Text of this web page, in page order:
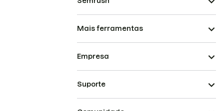
Mais ferramentas
Empresa
Suporte